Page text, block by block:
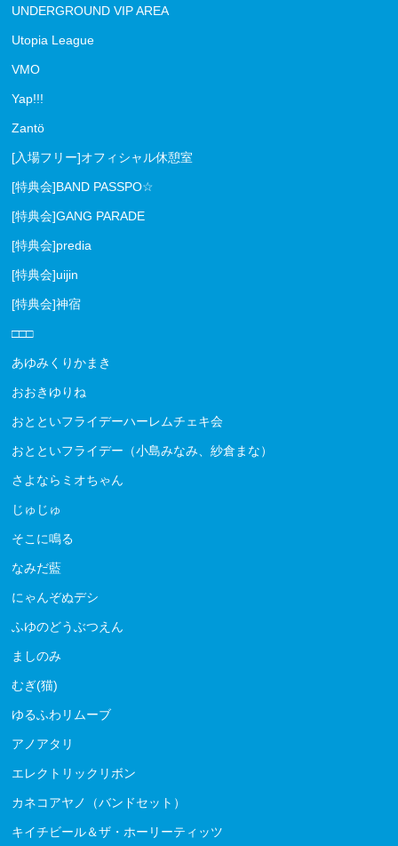
UNDERGROUND VIP AREA
Utopia League
VMO
Yap!!!
Zantö
[入場フリー]オフィシャル休憩室
[特典会]BAND PASSPO☆
[特典会]GANG PARADE
[特典会]predia
[特典会]uijin
[特典会]神宿
□□□
あゆみくりかまき
おおきゆりね
おとといフライデーハーレムチェキ会
おとといフライデー（小島みなみ、紗倉まな）
さよならミオちゃん
じゅじゅ
そこに鳴る
なみだ藍
にゃんぞぬデシ
ふゆのどうぶつえん
ましのみ
むぎ(猫)
ゆるふわリムーブ
アノアタリ
エレクトリックリボン
カネコアヤノ（バンドセット）
キイチビール＆ザ・ホーリーティッツ